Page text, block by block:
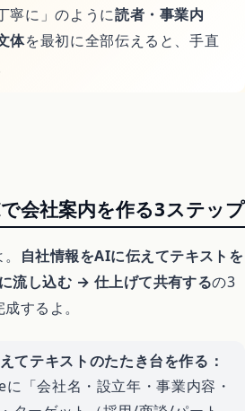
寧に」のように読者・事業内
体を最初に全部伝えると、手直
会社案内を作る3ステップ
自社情報をAIに伝えてテキストを
流し込む → 仕上げて共有するの3
するよ。
てテキストのたたき台を作る：
「会社名・設立年・事業内容・